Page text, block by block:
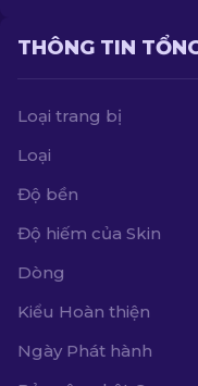
THÔNG TIN
Loại trang bị
Loại
Độ bền
Độ hiếm của Skin
Dòng
Kiểu Hoàn thiện
Ngày Phát hành